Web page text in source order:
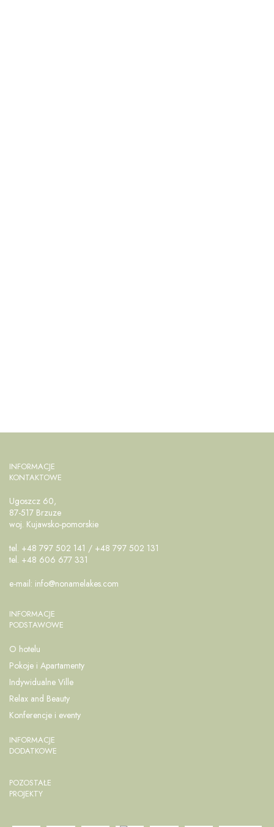
INFORMACJE
KONTAKTOWE
Ugoszcz 60,
87-517 Brzuze
woj. Kujawsko-pomorskie
tel. +48 797 502 141 / +48 797 502 131
tel. +48 606 677 331
e-mail: info@nonamelakes.com
INFORMACJE
PODSTAWOWE
O hotelu
Pokoje i Apartamenty
Indywidualne Ville
Relax and Beauty
Konferencje i eventy
INFORMACJE
DODATKOWE
POZOSTAŁE
PROJEKTY